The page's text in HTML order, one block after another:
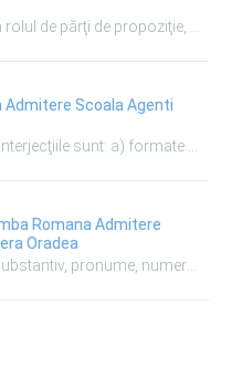
Admitere
Oradea